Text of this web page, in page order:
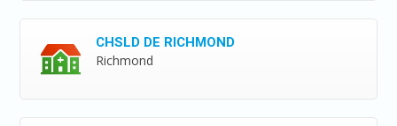
CHSLD DE RICHMOND
Richmond